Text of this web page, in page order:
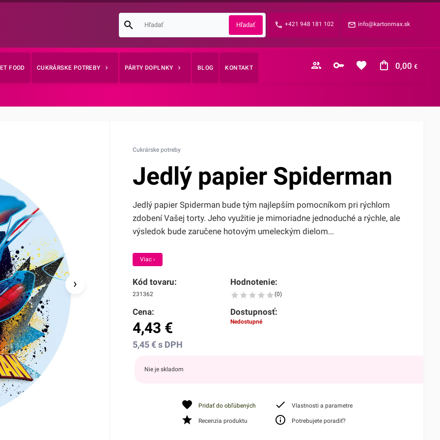
info@kartonmax.sk
+421 948 181 102
FOOD CUKRÁRSKE POTREBY PÁRTY DOPLNKY BLOG KONTAKT 0,00€
Zabudnuté heslo?
›
Cukrárske potreby
Jedlý papier Spiderman
Jedlý papier Spiderman bude tým najlepším pomocníkom pri rýchlom
zdobení Vašej torty. Jeho využitie je mimoriadne jednoduché a rýchle, ale
výsledok bude zaručene hotovým umeleckým dielom...
Viac ›
Kód tovaru:
231362
Hodnotenie:
(0)
Cena:
4,43 €
5,45€s DPH
Dostupnosť:
Nedostupné
Nie je skladom
Pridať do obľúbených Vlastnosti a parametre
Recenzia produktu Potrebujete poradiť?